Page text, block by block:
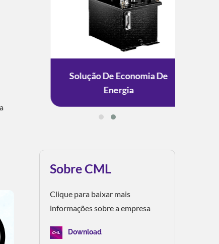
Solução De Economia De
Energia
Sobre CML
Clique para baixar mais
informações sobre a empresa
Download